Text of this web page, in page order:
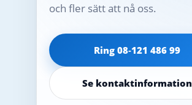
och fler sätt att nå oss.
Ring 08‑121 486 99
Se kontaktinformation